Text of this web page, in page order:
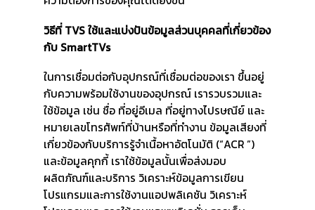
วิธีที่ TVS ใช้และแบ่งปันข้อมูลส่วนบุคคลที่เกี่ยวข้อง
กับ SmartTVs
ในการเชื่อมต่อกับอุปกรณ์ที่เชื่อมต่อของเรา ขึ้นอยู่
กับความพร้อมใช้งานของอุปกรณ์ เรารวบรวมและ
ใช้ข้อมูล เช่น ชื่อ ที่อยู่อีเมล ที่อยู่ทางไปรษณีย์ และ
หมายเลขโทรศัพท์ที่บ้านหรือที่ทำงาน ข้อมูลเสียงที่
เกี่ยวข้องกับบริการรู้จำเนื้อหาอัตโนมัติ (“ACR ”)
และข้อมูลคุกกี้ เราใช้ข้อมูลนั้นเพื่อส่งมอบ
ผลิตภัณฑ์และบริการ วิเคราะห์ข้อมูลการเขียน
โปรแกรมและการใช้งานแอปพลิเคชัน วิเคราะห์